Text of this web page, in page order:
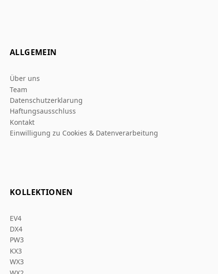
ALLGEMEIN
Über uns
Team
Datenschutzerklarung
Haftungsausschluss
Kontakt
Einwilligung zu Cookies & Datenverarbeitung
KOLLEKTIONEN
EV4
DX4
PW3
KX3
WX3